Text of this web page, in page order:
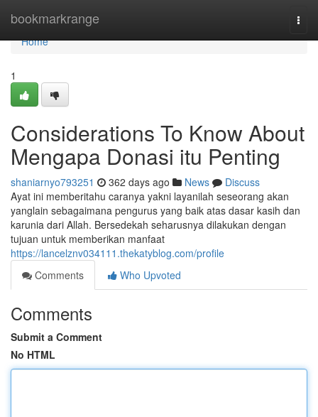
bookmarkrange
Home
Home
1
Considerations To Know About
Mengapa Donasi itu Penting
shaniarnyo793251 362 days ago News
Discuss
Ayat ini memberitahu caranya yakni layanilah seseorang akan
yanglain sebagaimana pengurus yang baik atas dasar kasih dan
karunia dari Allah. Bersedekah seharusnya dilakukan dengan
tujuan untuk memberikan manfaat
https://lancelznv034111.thekatyblog.com/profile
Comments
Who Upvoted
Comments
Submit a Comment
No HTML